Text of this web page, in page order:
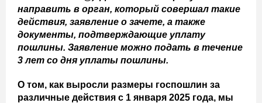
направить в орган, который совершал такие
действия, заявление о зачете, а также
документы, подтверждающие уплату
пошлины. Заявление можно подать в течение
3 лет со дня уплаты пошлины.
О том, как выросли размеры госпошлин за
различные действия с 1 января 2025 года, мы